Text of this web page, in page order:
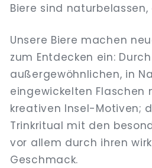
Biere sind
Unsere Biere machen
zum Entdecken ein:
außergewöhnlichen, in
eingewickelten Flaschen
kreativen Insel-Motiven;
Trinkritual mit den
vor allem durch ihren
Geschmack.